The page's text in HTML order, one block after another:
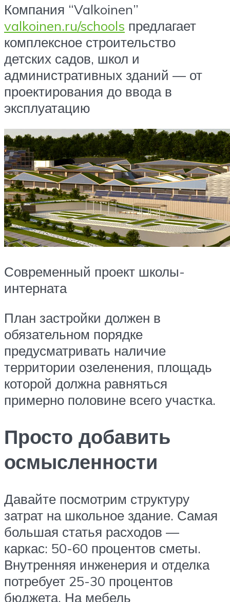
Компания “Valkoinen”
valkoinen.ru/schools предлагает
комплексное строительство
детских садов, школ и
административных зданий — от
проектирования до ввода в
эксплуатацию
Современный проект школы-
интерната
План застройки должен в
обязательном порядке
предусматривать наличие
территории озеленения, площадь
которой должна равняться
примерно половине всего участка.
Просто добавить
осмысленности
Давайте посмотрим структуру
затрат на школьное здание. Самая
большая статья расходов —
каркас: 50-60 процентов сметы.
Внутренняя инженерия и отделка
потребует 25-30 процентов
бюджета. На мебель